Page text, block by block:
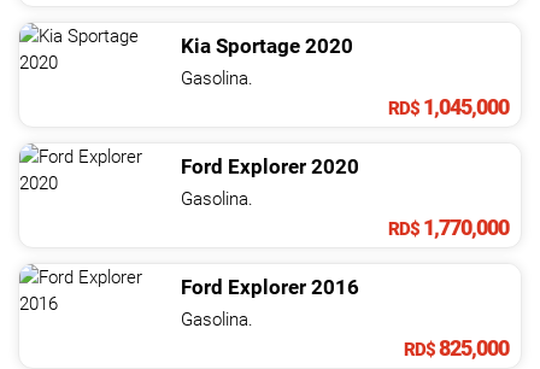
Kia Sportage 2020
Gasolina.
RD$ 1,045,000
Ford Explorer 2020
Gasolina.
RD$ 1,770,000
Ford Explorer 2016
Gasolina.
RD$825,000